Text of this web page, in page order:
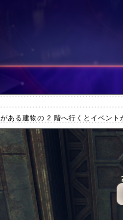
がある建物の 2 階へ行くとイベント